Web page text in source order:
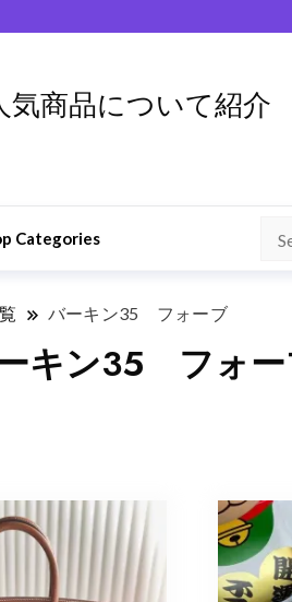
気商品について紹介
Categories
バーキン35 フォーブ
キン35 フォ